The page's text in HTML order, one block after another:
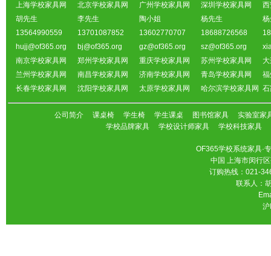
上海学校家具网
北京学校家具网 广州学校家具网 深圳学校家具网
胡先生
李先生 陶小姐 杨先生
13564990559
13701087852 13602770707 18688726568
hujj@of365.org
bj@of365.org gz@of365.org sz@of365.org
南京学校家具网
郑州学校家具网 重庆学校家具网 苏州学校家具网
兰州学校家具网
南昌学校家具网 济南学校家具网 青岛学校家具网
长春学校家具网
沈阳学校家具网 太原学校家具网 哈尔滨学校家具网
公司简介 课桌椅 学生椅 学生课桌 图书馆家具
实验室家
学校品牌家具
学校设计师家具 学校科技家具
OF365学校系统家具
中国 上海市闵行
订购热线：021-
联系人：